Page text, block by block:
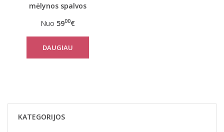
mėlynos spalvos
su raudona apykakle
Nuo 5900€
DAUGIAU
KATEGORIJOS